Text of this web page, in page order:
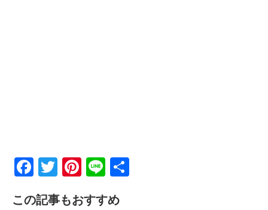
F
c
T
tt
Pi
er
Li
e
この記事もおすすめ